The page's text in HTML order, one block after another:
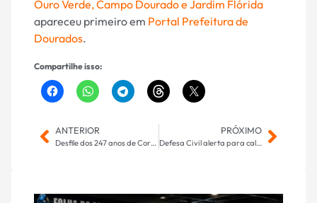
Ouro Verde, Campo Dourado e Jardim Flórida
apareceu primeiro em Portal Prefeitura de
Dourados.
Compartilhe isso:
ANTERIOR
Desfile dos 247 anos de Corumbá terá mais de 60 instituições; veja a ordem completa
PRÓXIMO
Defesa Civil alerta para calor elevado, chuvas irregulares e risco de tempestades na primavera